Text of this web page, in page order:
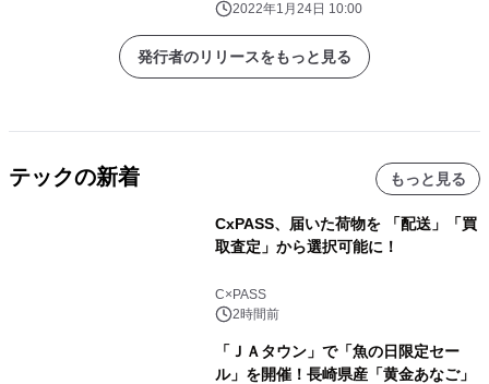
2022年1月24日 10:00
発行者のリリースをもっと見る
テックの新着 もっと見る
CxPASS、届いた荷物を 「配送」「買
取査定」から選択可能に！
C×PASS
2時間前
「ＪＡタウン」で「魚の日限定セー
ル」を開催！長崎県産「黄金あなご」